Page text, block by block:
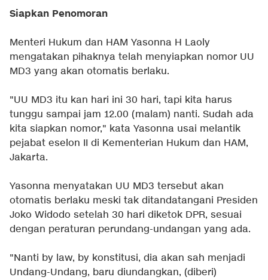
Siapkan Penomoran
Menteri Hukum dan HAM Yasonna H Laoly
mengatakan pihaknya telah menyiapkan nomor UU
MD3 yang akan otomatis berlaku.
"UU MD3 itu kan hari ini 30 hari, tapi kita harus
tunggu sampai jam 12.00 (malam) nanti. Sudah ada
kita siapkan nomor," kata Yasonna usai melantik
pejabat eselon II di Kementerian Hukum dan HAM,
Jakarta.
Yasonna menyatakan UU MD3 tersebut akan
otomatis berlaku meski tak ditandatangani Presiden
Joko Widodo setelah 30 hari diketok DPR, sesuai
dengan peraturan perundang-undangan yang ada.
"Nanti by law, by konstitusi, dia akan sah menjadi
Undang-Undang, baru diundangkan, (diberi)